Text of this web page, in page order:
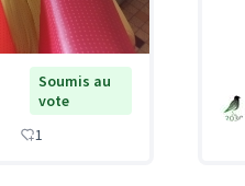
Soumis au
vote
1